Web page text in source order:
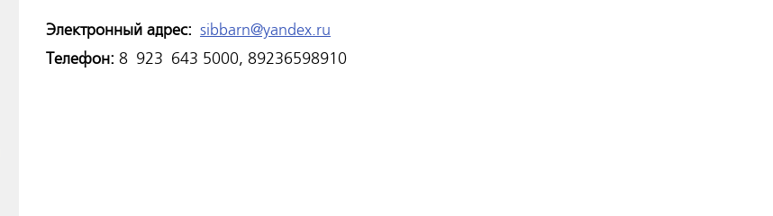
Электронный адрес: sibbarn@yandex.ru
Телефон: 8 923 643 5000, 89236598910